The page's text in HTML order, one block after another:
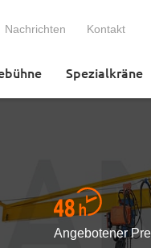
Nachrichten Kontakt
Spezialkräne
Angebotener